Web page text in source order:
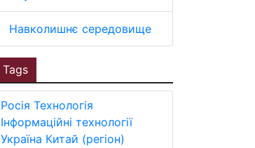
Навколишнє середовище
Tags
Росія Технологія
Інформаційні технології
Україна Китай (регіон)